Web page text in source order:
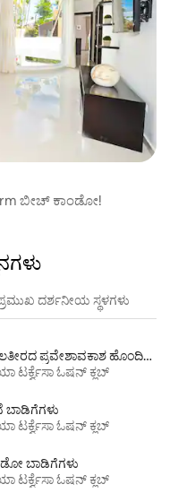
ಬೀಚ್ ಕಾಂಡೋ!
ದರ್ಶನೀಯ ಸ್ಥಳಗಳು
ಕಡಲತೀರದ ಪ್ರವೇಶಾವಕಾಶ ಹೊಂದಿರುವ ವಸತಿ ಬಾಡಿಗೆಗಳು
ಟರ್ಕ್ವೆಸಾ ಓಷನ್ ಕ್ಲಬ್
ಟರ್ಕ್ವೆಸಾ ಓಷನ್ ಕ್ಲಬ್
ಬಾಡಿಗೆಗಳು
ಟರ್ಕ್ವೆಸಾ ಓಷನ್ ಕ್ಲಬ್